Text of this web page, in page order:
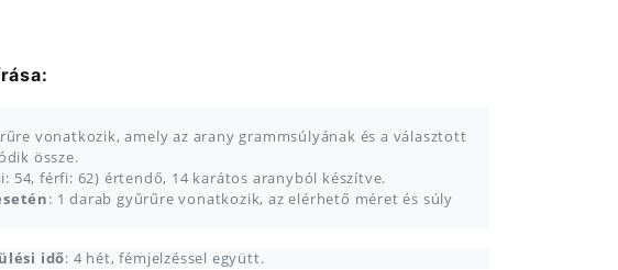
vonatkozik, amely az arany grammsúlyának és a választott
össze.
54, férfi: 62) értendő, 14 karátos aranyból készítve.
: 1 darab gyűrűre vonatkozik, az elérhető méret és súly
idő: 4 hét, fémjelzéssel együtt.